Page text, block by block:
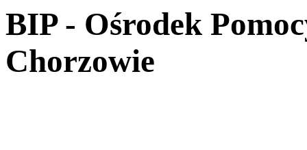
BIP - Ośrodek
Chorzowie